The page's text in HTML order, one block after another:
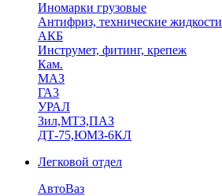
Иномарки грузовые
Антифриз, технические жидкости
АКБ
Инструмет, фитинг, крепеж
Кам.
МАЗ
ГА3
УРАЛ
Зил,МТЗ,ПАЗ
ДТ-75,ЮМЗ-6КЛ
Легковой отдел
АвтоВаз